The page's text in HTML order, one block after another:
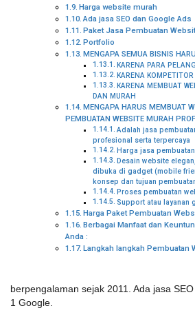
Harga website murah
Ada jasa SEO dan Google Ads
Paket Jasa Pembuatan
Portfolio
MENGAPA SEMUA BISNIS
KARENA PARA
KARENA
KARENA MEMBUAT
DAN MURAH
MENGAPA HARUS MEMBUAT
PEMBUATAN WEBSITE MURAH
Adalah jasa
profesional serta terpercaya
Harga jasa
Desain website
dibuka di gadget (mobile
konsep dan tujuan
Proses pembuatan
Support atau layanan
Harga Paket Pembuatan
Berbagai Manfaat dan
Anda :
Langkah langkah Pembuatan
berpengalaman sejak 2011. Ada jasa
1 Google.